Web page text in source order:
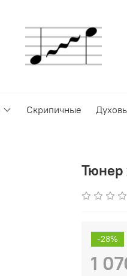
Скрипичные
Тюнер
-28%
1